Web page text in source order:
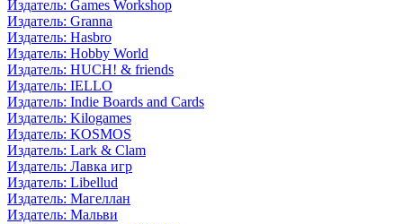
Издатель: Games Workshop
Издатель: Granna
Издатель: Hasbro
Издатель: Hobby World
Издатель: HUCH! & friends
Издатель: IELLO
Издатель: Indie Boards and Cards
Издатель: Kilogames
Издатель: KOSMOS
Издатель: Lark & Clam
Издатель: Лавка игр
Издатель: Libellud
Издатель: Магеллан
Издатель: Мальви